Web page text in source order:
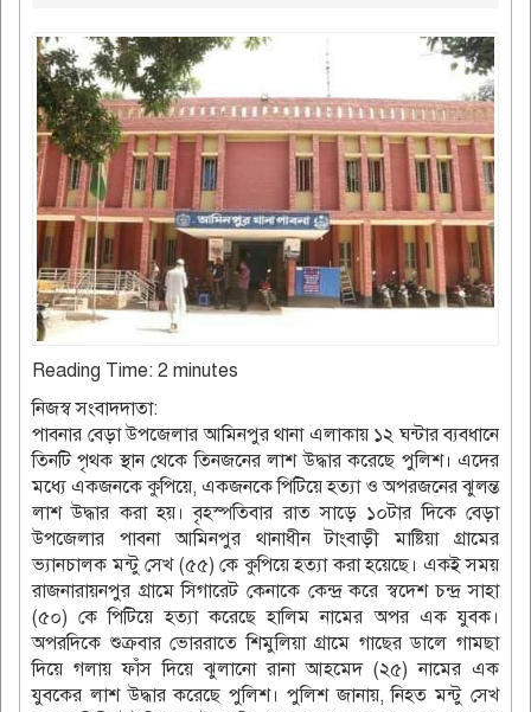
Reading Time: 2 minutes
নিজস্ব সংবাদদাতা:
পাবনার বেড়া উপজেলার আমিনপুর থানা এলাকায় ১২ ঘন্টার ব্যবধানে
তিনটি পৃথক স্থান থেকে তিনজনের লাশ উদ্ধার করেছে পুলিশ। এদের
মধ্যে একজনকে কুপিয়ে, একজনকে পিটিয়ে হত্যা ও অপরজনের ঝুলন্ত
লাশ উদ্ধার করা হয়। বৃহস্পতিবার রাত সাড়ে ১০টার দিকে বেড়া
উপজেলার পাবনা আমিনপুর থানাধীন টাংবাড়ী মাষ্টিয়া গ্রামের
ভ্যানচালক মন্টু সেখ (৫৫) কে কুপিয়ে হত্যা করা হয়েছে। একই সময়
রাজনারায়নপুর গ্রামে সিগারেট কেনাকে কেন্দ্র করে স্বদেশ চন্দ্র সাহা
(৫০) কে পিটিয়ে হত্যা করেছে হালিম নামের অপর এক যুবক।
অপরদিকে শুক্রবার ভোররাতে শিমুলিয়া গ্রামে গাছের ডালে গামছা
দিয়ে গলায় ফাঁস দিয়ে ঝুলানো রানা আহমেদ (২৫) নামের এক
যুবকের লাশ উদ্ধার করেছে পুলিশ। পুলিশ জানায়, নিহত মন্টু সেখ